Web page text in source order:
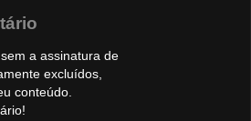
a assinatura de
excluídos,
conteúdo.